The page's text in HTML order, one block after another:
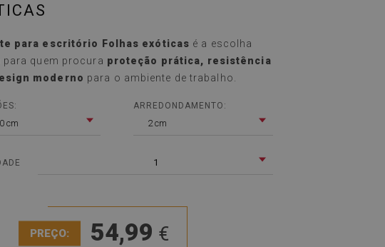
para escritório Folhas exóticas é a escolha
para quem procura proteção prática, resistência
moderno para o ambiente de trabalho.
cm
ARREDONDAMENTO:
2 cm
1
PREÇO: 54,99 €